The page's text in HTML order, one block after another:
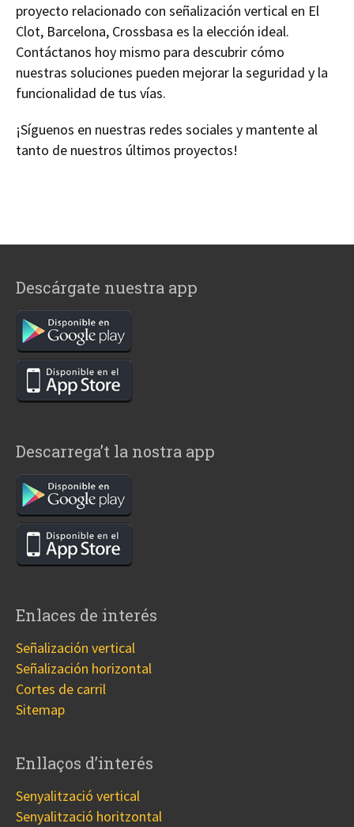
proyecto relacionado con señalización vertical en El
Clot, Barcelona, Crossbasa es la elección ideal.
Contáctanos hoy mismo para descubrir cómo
nuestras soluciones pueden mejorar la seguridad y la
funcionalidad de tus vías.
¡Síguenos en nuestras redes sociales y mantente al
tanto de nuestros últimos proyectos!
Descárgate nuestra app
Descarrega’t la nostra app
Enlaces de interés
Señalización vertical
Señalización horizontal
Cortes de carril
Sitemap
Enllaços d’interés
Senyalització vertical
Senyalització horitzontal